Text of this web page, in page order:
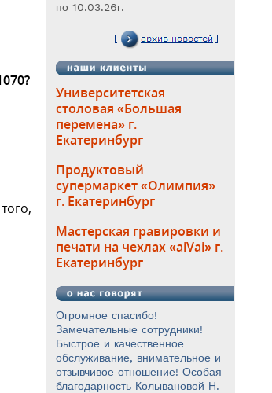
по 10.03.26г.
Университетская
столовая «Большая
перемена» г.
Екатеринбург
Продуктовый
супермаркет «Олимпия»
г. Екатеринбург
Мастерская гравировки и
печати на чехлах «aiVai» г.
Екатеринбург
Огромное спасибо!
Замечательные сотрудники!
Быстрое и качественное
обслуживание, внимательное и
отзывчивое отношение! Особая
благодарность Колывановой Н.